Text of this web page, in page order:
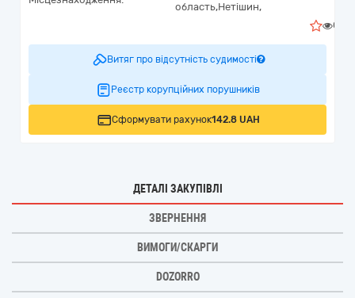
область,Нетішин,
0
Витяг про відсутність судимості
Реєстр корупційних порушників
Сформувати рахунок142.8 UAH
ДЕТАЛІ ЗАКУПІВЛІ
ЗВЕРНЕННЯ
ВИМОГИ/СКАРГИ
DOZORRO